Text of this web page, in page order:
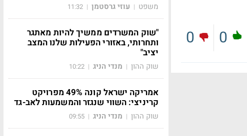
0
0
משפט | עוזי גרסטמן |
11:32
"שוק המשרדים ממשיך להיות מאתגר
ותחרותי, באזורי הפעילות שלנו המצב
יציב"
שוק ההון | מנדי הניג |
10:22
אמריקה ישראל קונה 49% מפרויקט
קריניצי: השווי שנגזר והמשמעות לאב-גד
שוק ההון | מנדי הניג |
09:55